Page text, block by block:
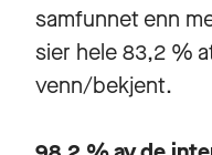
samfunnet enn
sier hele 83,2 %
venn/bekjent.